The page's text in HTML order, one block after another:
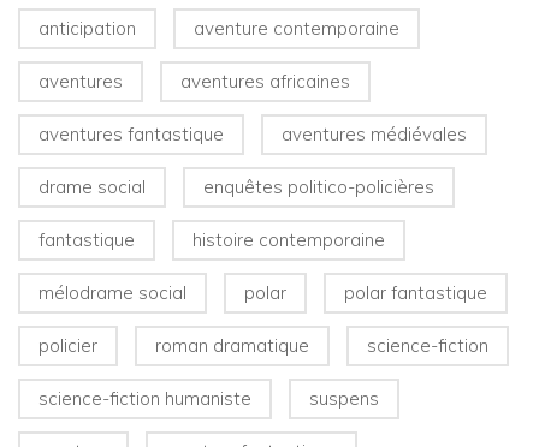
anticipation aventure contemporaine
aventures aventures africaines
aventures fantastique aventures médiévales
drame social enquêtes politico-policières
fantastique histoire contemporaine
mélodrame social polar polar fantastique
policier roman dramatique science-fiction
science-fiction humaniste suspens